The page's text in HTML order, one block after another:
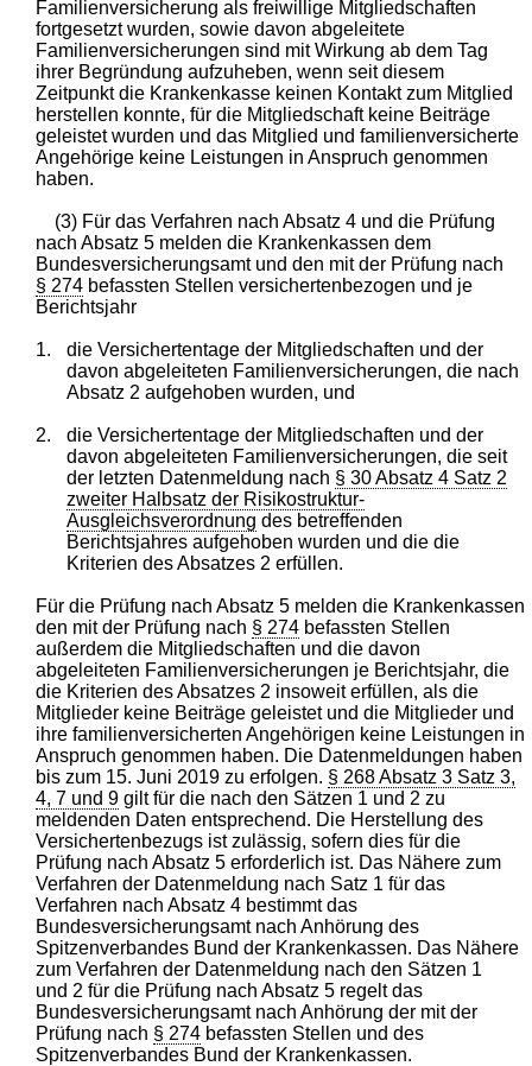
Familienversicherung als freiwillige Mitgliedschaften
fortgesetzt wurden, sowie davon abgeleitete
Familienversicherungen sind mit Wirkung ab dem Tag
ihrer Begründung aufzuheben, wenn seit diesem
Zeitpunkt die Krankenkasse keinen Kontakt zum Mitglied
herstellen konnte, für die Mitgliedschaft keine Beiträge
geleistet wurden und das Mitglied und familienversicherte
Angehörige keine Leistungen in Anspruch genommen
haben.
(3) Für das Verfahren nach Absatz 4 und die Prüfung
nach Absatz 5 melden die Krankenkassen dem
Bundesversicherungsamt und den mit der Prüfung nach
§ 274 befassten Stellen versichertenbezogen und je
Berichtsjahr
1.
die Versichertentage der Mitgliedschaften und der
davon abgeleiteten Familienversicherungen, die nach
Absatz 2 aufgehoben wurden, und
2.
die Versichertentage der Mitgliedschaften und der
davon abgeleiteten Familienversicherungen, die seit
der letzten Datenmeldung nach § 30 Absatz 4 Satz 2
zweiter Halbsatz der Risikostruktur-
Ausgleichsverordnung des betreffenden
Berichtsjahres aufgehoben wurden und die die
Kriterien des Absatzes 2 erfüllen.
Für die Prüfung nach Absatz 5 melden die Krankenkassen
den mit der Prüfung nach § 274 befassten Stellen
außerdem die Mitgliedschaften und die davon
abgeleiteten Familienversicherungen je Berichtsjahr, die
die Kriterien des Absatzes 2 insoweit erfüllen, als die
Mitglieder keine Beiträge geleistet und die Mitglieder und
ihre familienversicherten Angehörigen keine Leistungen in
Anspruch genommen haben. Die Datenmeldungen haben
bis zum 15. Juni 2019 zu erfolgen. § 268 Absatz 3 Satz 3,
4, 7 und 9 gilt für die nach den Sätzen 1 und 2 zu
meldenden Daten entsprechend. Die Herstellung des
Versichertenbezugs ist zulässig, sofern dies für die
Prüfung nach Absatz 5 erforderlich ist. Das Nähere zum
Verfahren der Datenmeldung nach Satz 1 für das
Verfahren nach Absatz 4 bestimmt das
Bundesversicherungsamt nach Anhörung des
Spitzenverbandes Bund der Krankenkassen. Das Nähere
zum Verfahren der Datenmeldung nach den Sätzen 1
und 2 für die Prüfung nach Absatz 5 regelt das
Bundesversicherungsamt nach Anhörung der mit der
Prüfung nach § 274 befassten Stellen und des
Spitzenverbandes Bund der Krankenkassen.